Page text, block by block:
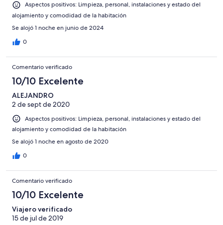
Aspectos positivos: Limpieza, personal, instalaciones y estado del
alojamiento y comodidad de la habitación
Se alojó 1 noche en junio de 2024
0
Comentario verificado
10/10 Excelente
ALEJANDRO
2 de sept de 2020
Aspectos positivos: Limpieza, personal, instalaciones y estado del
alojamiento y comodidad de la habitación
Se alojó 1 noche en agosto de 2020
0
Comentario verificado
10/10 Excelente
Viajero verificado
15 de jul de 2019